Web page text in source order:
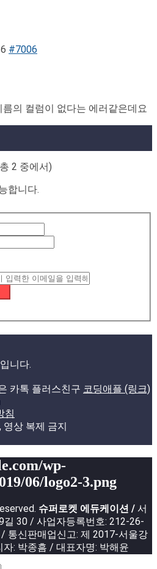
#7006
름의 컬럼이 없다는 에러같은데요
2 중에서)
합니다.
니다.
카톡 플러스친구 코딩애플 (링크)
침
상 복제 금지
wp-
06/logo2-3.png
슈퍼로켓 에듀케이션 / 서
길 30 / 사업자등록번호: 212-26-
통신판매업신고: 제 2017-서울강
: 박종흠 / 대표자명: 박해윤